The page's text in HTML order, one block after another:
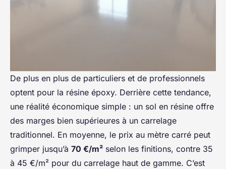
De plus en plus de particuliers et de professionnels
optent pour la résine époxy. Derrière cette tendance,
une réalité économique simple : un sol en résine offre
des marges bien supérieures à un carrelage
traditionnel. En moyenne, le prix au mètre carré peut
grimper jusqu’à 70 €/m² selon les finitions, contre 35
à 45 €/m² pour du carrelage haut de gamme. C’est